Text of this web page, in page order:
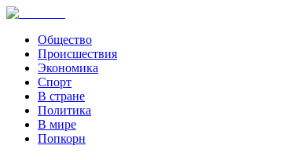
Общество
Происшествия
Экономика
Спорт
В стране
Политика
В мире
Попкорн